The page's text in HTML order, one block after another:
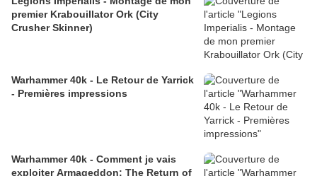
premier Krabouillator Ork (City
Crusher Skinner)
Warhammer 40k - Le Retour de Yarrick
- Premières impressions
Warhammer 40k - Comment je vais
exploiter Armageddon: The Return of